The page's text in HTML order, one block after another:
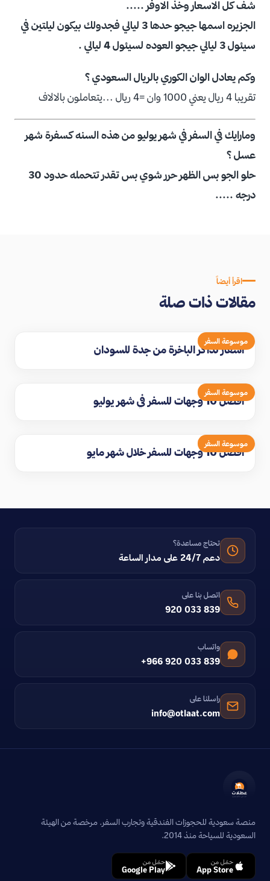
شف كل الاسعار وخذ الاوفر .....
الجزيره اسمها جيجو حدها 3 ليالي فجدولك بيكون ليلتين في
سيئول 3 ليالي جيجو العوده لسيئول 4 ليالي .
وكم يعادل الوان الكوري بالريال السعودي ؟
تقريبا 4 ريال يعني 1000 وان =4 ريال ...يتعاملون بالالاف
ومارايك في السفر في شهر يوليو من هذه السنه كسفرة شهر
عسل ؟
حلو الجو بس الظهر حرر شوي بس تقدر تتحمله حدود 30
درجه .....
اقرأ أيضاً
مقالات ذات صلة
موسوعة السفر
اسعار تذاكر الباخرة من جدة للسودان
موسوعة السفر
افضل 10 وجهات للسفر في شهر يوليو
موسوعة السفر
افضل 10 وجهات للسفر خلال شهر مايو
تحتاج مساعدة؟
دعم 24/7 على مدار الساعة
اتصل بنا على
920 033 839
واتساب
+966 920 033 839
راسلنا على
info@otlaat.com
منصة سعودية للحجوزات الفندقية وتجارب السفر. مرخصة من الهيئة
السعودية للسياحة منذ 2014.
حمّل من
App Store
حمّل من
Google Play